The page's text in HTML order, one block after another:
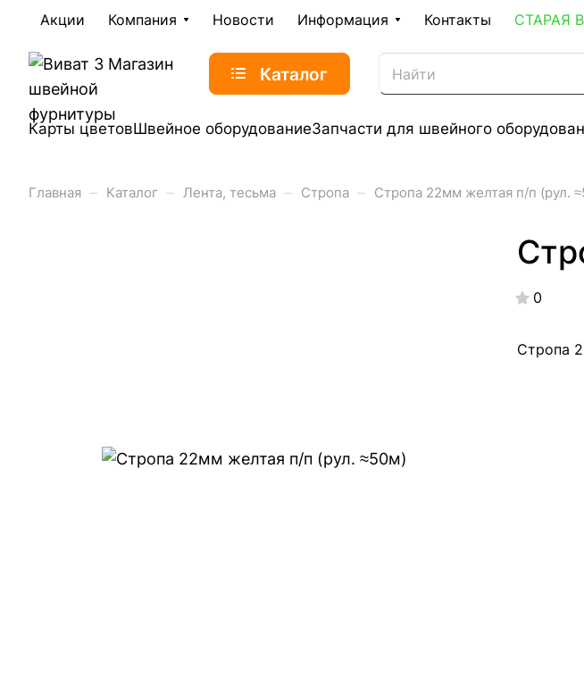
Акции Компания Новости Информация Контакты СТАРАЯ
Каталог
Карты цветовШвейное оборудованиеЗапчасти для швейного
Главная – Каталог – Лента, тесьма – Стропа – Стропа 22мм желтая п/п (рул.
0
Стропа